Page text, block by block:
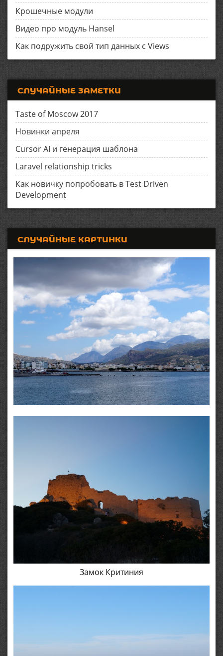
Крошечные модули
Видео про модуль Hansel
Как подружить свой тип данных с Views
СЛУЧАЙНЫЕ ЗАМЕТКИ
Taste of Moscow 2017
Новинки апреля
Cursor AI и генерация шаблона
Laravel relationship tricks
Как новичку попробовать в Test Driven
Development
СЛУЧАЙНЫЕ КАРТИНКИ
Замок Критиния